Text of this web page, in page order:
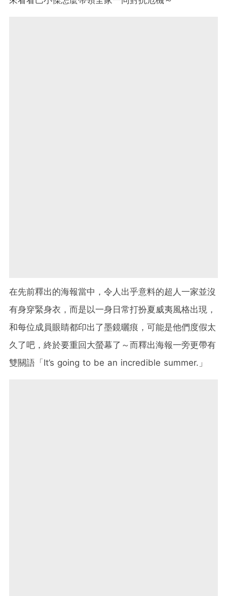
在先前釋出的海報當中，令人出乎意料的超人一家並沒
有身穿緊身衣，而是以一身日常打扮夏威夷風格出現，
和每位成員眼睛都印出了墨鏡曬痕，可能是他們度假太
久了吧，終於要重回大螢幕了～而釋出海報一旁更帶有
雙關語「It’s going to be an incredible summer.」